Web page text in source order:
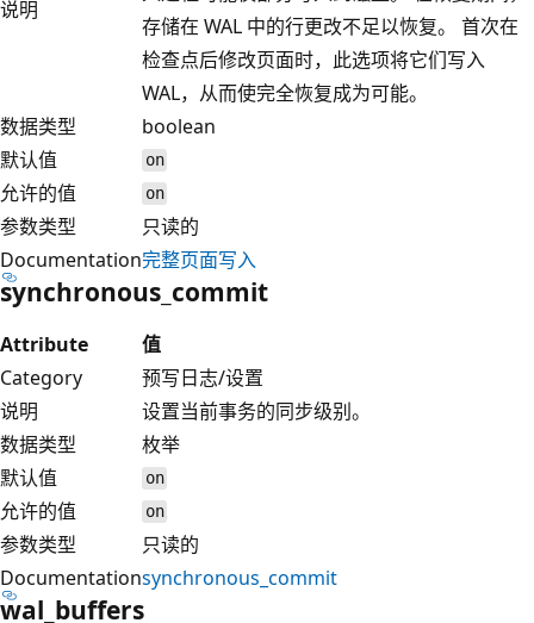
说明
存储在 WAL 中的行更改不足以恢复。 首次在
检查点后修改页面时，此选项将它们写入
WAL，从而使完全恢复成为可能。
数据类型
boolean
默认值
on
允许的值 on
参数类型
只读的
Documentation完整页面写入
synchronous_commit
Attribute
值
Category
预写日志/设置
说明
设置当前事务的同步级别。
数据类型
枚举
默认值
on
允许的值 on
参数类型
只读的
Documentationsynchronous_commit
wal_buffers